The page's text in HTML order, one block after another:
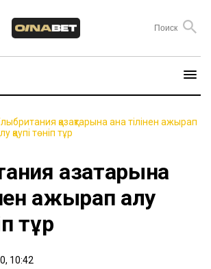
қазақтарына ана тілінен ажырап
қаупі төніп тұр
қазақтарына
ажырап қалу
тұр
10:42